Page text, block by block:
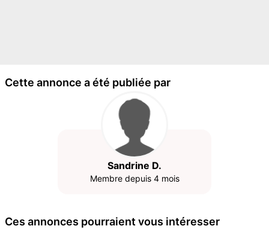
Cette annonce a été publiée par
Sandrine D.
Membre depuis 4 mois
Ces annonces pourraient vous intéresser